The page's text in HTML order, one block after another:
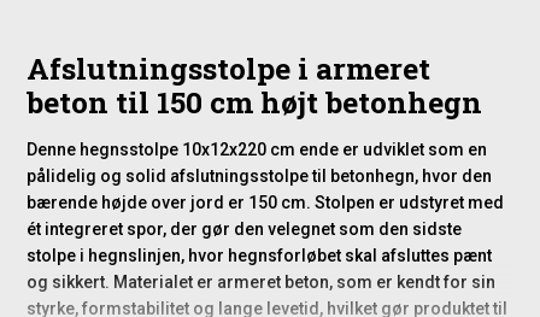
Afslutningsstolpe i armeret
beton til 150 cm højt betonhegn
Denne hegnsstolpe 10x12x220 cm ende er udviklet som en
pålidelig og solid afslutningsstolpe til betonhegn, hvor den
bærende højde over jord er 150 cm. Stolpen er udstyret med
ét integreret spor, der gør den velegnet som den sidste
stolpe i hegnslinjen, hvor hegnsforløbet skal afsluttes pænt
og sikkert. Materialet er armeret beton, som er kendt for sin
styrke, formstabilitet og lange levetid, hvilket gør produktet til